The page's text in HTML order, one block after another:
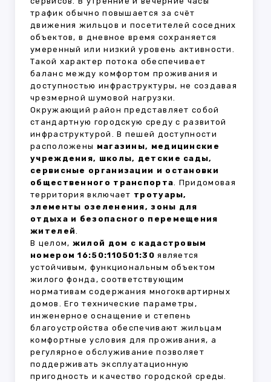
трафик обычно повышается за счёт
движения жильцов и посетителей соседних
объектов, в дневное время сохраняется
умеренный или низкий уровень активности.
Такой характер потока обеспечивает
баланс между комфортом проживания и
доступностью инфраструктуры, не создавая
чрезмерной шумовой нагрузки.
Окружающий район представляет собой
стандартную городскую среду с развитой
инфраструктурой. В пешей доступности
расположены магазины, медицинские
учреждения, школы, детские сады,
сервисные организации и остановки
общественного транспорта. Придомовая
территория включает тротуары,
элементы озеленения, зоны для
отдыха и безопасного перемещения
жителей.
В целом, жилой дом с кадастровым
номером 16:50:110501:30 является
устойчивым, функциональным объектом
жилого фонда, соответствующим
нормативам содержания многоквартирных
домов. Его технические параметры,
инженерное оснащение и степень
благоустройства обеспечивают жильцам
комфортные условия для проживания, а
регулярное обслуживание позволяет
поддерживать эксплуатационную
пригодность и качество городской среды.